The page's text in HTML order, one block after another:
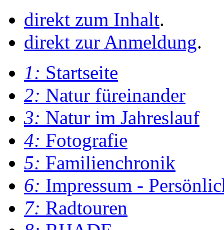
direkt zum Inhalt.
direkt zur Anmeldung.
1: Startseite
2: Natur füreinander
3: Natur im Jahreslauf
4: Fotografie
5: Familienchronik
6: Impressum -
7: Radtouren